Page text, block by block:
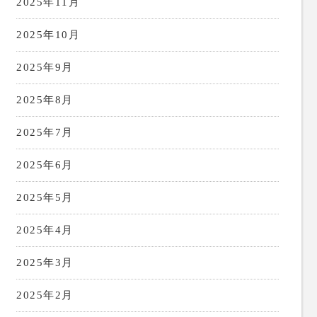
2025年10月
2025年9月
2025年8月
2025年7月
2025年6月
2025年5月
2025年4月
2025年3月
2025年2月